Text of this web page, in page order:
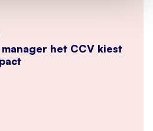
het CCV kiest